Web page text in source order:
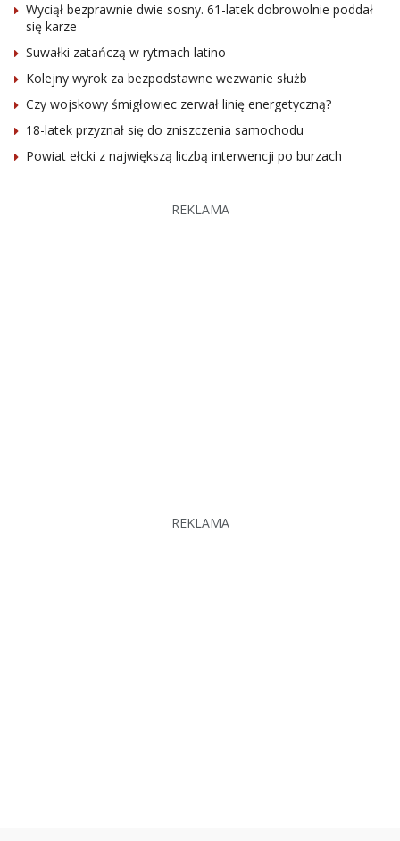
Wyciął bezprawnie dwie sosny. 61-latek dobrowolnie poddał
się karze
Suwałki zatańczą w rytmach latino
Kolejny wyrok za bezpodstawne wezwanie służb
Czy wojskowy śmigłowiec zerwał linię energetyczną?
18-latek przyznał się do zniszczenia samochodu
Powiat ełcki z największą liczbą interwencji po burzach
REKLAMA
REKLAMA